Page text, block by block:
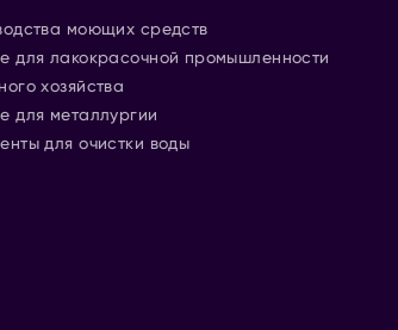
моющих средств
для лакокрасочной промышленности
хозяйства
для металлургии
для очистки воды